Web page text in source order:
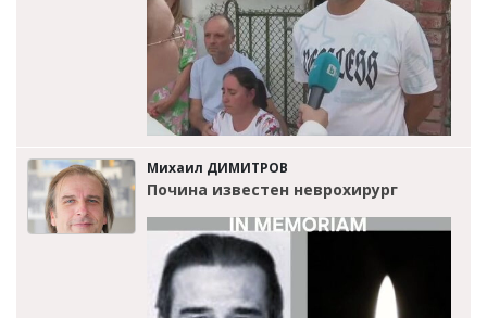
Михаил ДИМИТРОВ
Почина известен неврохирург